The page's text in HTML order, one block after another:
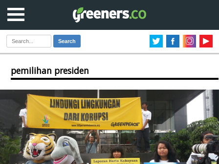
Search
pemilihan presiden